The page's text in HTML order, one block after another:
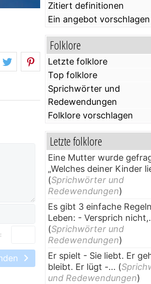
Zitiert definitionen
Ein angebot vorschlagen
Folklore
Letzte folklore
Top folklore
Sprichwörter und
Redewendungen
Folklore vorschlagen
Letzte folklore
Eine Mutter wurde
„Welches deiner Kinder
(Sprichwörter und
Redewendungen)
Es gibt 3 einfache
Leben: - Versprich
(Sprichwörter und
Redewendungen)
Er spielt - Sie liebt. Er
bleibt. Er lügt -... (
und Redewendungen)